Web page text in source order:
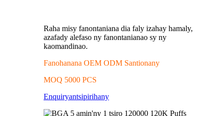
Raha misy fanontaniana dia faly izahay hamaly,
azafady alefaso ny fanontanianao sy ny
kaomandinao.
Fanohanana OEM ODM Santionany
MOQ 5000 PCS
Enquiryantsipirihany